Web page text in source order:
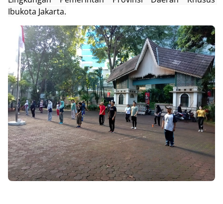
Ibukota Jakarta.